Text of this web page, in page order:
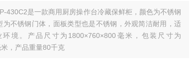
430C2是一款商用厨房操作台冷藏保鲜柜，颜色为不锈钢
为不锈钢门体，面板类型也是不锈钢，外观简洁耐用，适
境。产品尺寸为1800×760×800毫米，包装尺寸为
，产品重量80千克